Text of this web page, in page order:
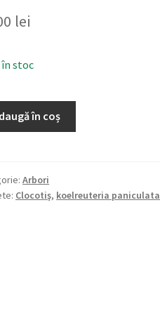
lei
în stoc
în coș
Arbori
Clocotiş, koelreuteria paniculata